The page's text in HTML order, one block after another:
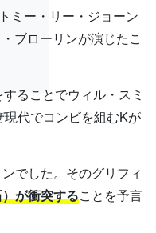
ミー・リー・ジョーン
ブローリンが演じたこ
ることでウィル・スミ
代でコンビを組むKが
でした。そのグリフィ
が衝突することを予言